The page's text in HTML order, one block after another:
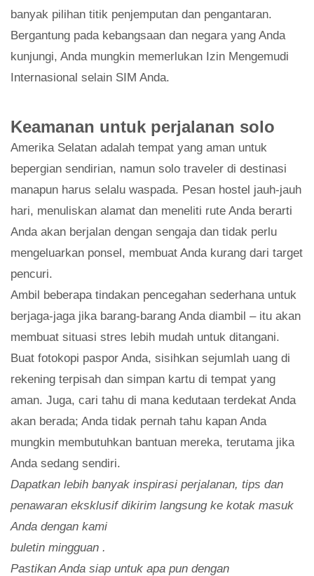
banyak pilihan titik penjemputan dan pengantaran.
Bergantung pada kebangsaan dan negara yang Anda
kunjungi, Anda mungkin memerlukan Izin Mengemudi
Internasional selain SIM Anda.
Keamanan untuk perjalanan solo
Amerika Selatan adalah tempat yang aman untuk
bepergian sendirian, namun solo traveler di destinasi
manapun harus selalu waspada. Pesan hostel jauh-jauh
hari, menuliskan alamat dan meneliti rute Anda berarti
Anda akan berjalan dengan sengaja dan tidak perlu
mengeluarkan ponsel, membuat Anda kurang dari target
pencuri.
Ambil beberapa tindakan pencegahan sederhana untuk
berjaga-jaga jika barang-barang Anda diambil – itu akan
membuat situasi stres lebih mudah untuk ditangani.
Buat fotokopi paspor Anda, sisihkan sejumlah uang di
rekening terpisah dan simpan kartu di tempat yang
aman. Juga, cari tahu di mana kedutaan terdekat Anda
akan berada; Anda tidak pernah tahu kapan Anda
mungkin membutuhkan bantuan mereka, terutama jika
Anda sedang sendiri.
Dapatkan lebih banyak inspirasi perjalanan, tips dan
penawaran eksklusif dikirim langsung ke kotak masuk
Anda dengan kami
buletin mingguan .
Pastikan Anda siap untuk apa pun dengan